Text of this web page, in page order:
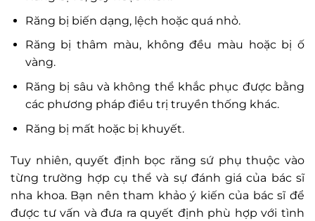
Răng bị biến dạng, lệch hoặc quá nhỏ.
Răng bị thâm màu, không đều màu hoặc bị ố
vàng.
Răng bị sâu và không thể khắc phục được bằng
các phương pháp điều trị truyền thống khác.
Răng bị mất hoặc bị khuyết.
Tuy nhiên, quyết định bọc răng sứ phụ thuộc vào
từng trường hợp cụ thể và sự đánh giá của bác sĩ
nha khoa. Bạn nên tham khảo ý kiến của bác sĩ để
được tư vấn và đưa ra quyết định phù hợp với tình